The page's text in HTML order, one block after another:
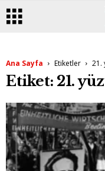
Ana Sayfa Etiketler 21.
Etiket: 21.